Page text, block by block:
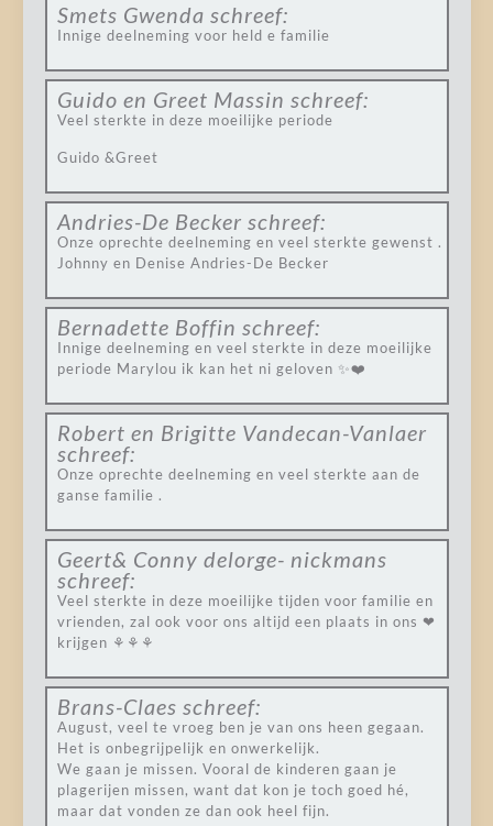
Smets Gwenda schreef:
Innige deelneming voor held e familie
Guido en Greet Massin schreef:
Veel sterkte in deze moeilijke periode
Guido &Greet
Andries-De Becker schreef:
Onze oprechte deelneming en veel sterkte gewenst .
Johnny en Denise Andries-De Becker
Bernadette Boffin schreef:
Innige deelneming en veel sterkte in deze moeilijke
periode Marylou ik kan het ni geloven ✨❤️
Robert en Brigitte Vandecan-Vanlaer
schreef:
Onze oprechte deelneming en veel sterkte aan de
ganse familie .
Geert& Conny delorge- nickmans
schreef:
Veel sterkte in deze moeilijke tijden voor familie en
vrienden, zal ook voor ons altijd een plaats in ons ❤
krijgen ⚘⚘⚘
Brans-Claes schreef:
August, veel te vroeg ben je van ons heen gegaan.
Het is onbegrijpelijk en onwerkelijk.
We gaan je missen. Vooral de kinderen gaan je
plagerijen missen, want dat kon je toch goed hé,
maar dat vonden ze dan ook heel fijn.